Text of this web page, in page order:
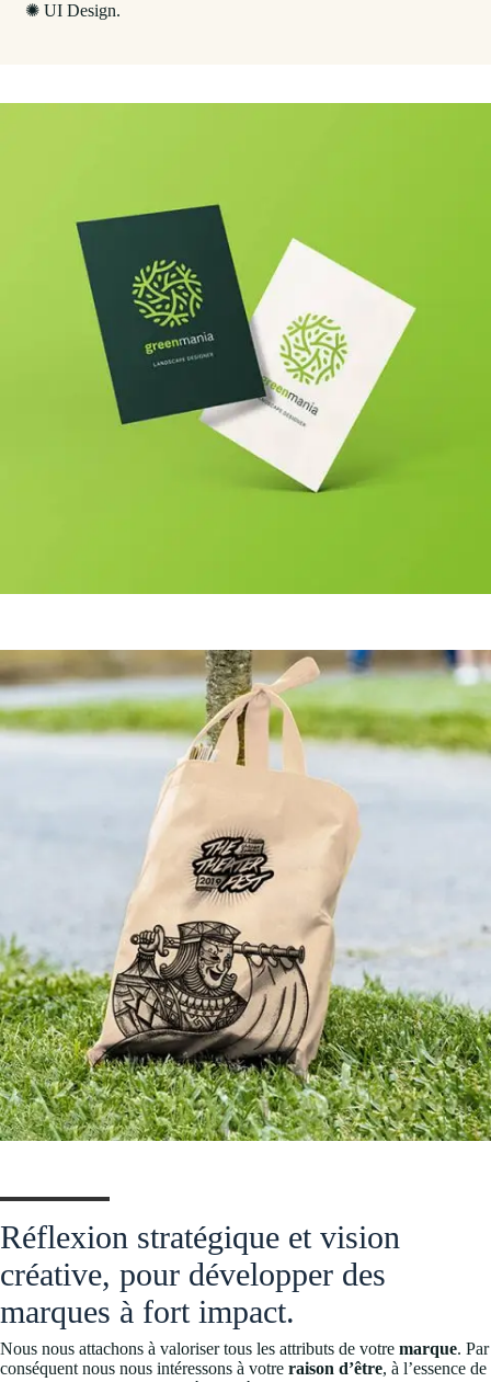
✺ UI Design.
Réflexion stratégique et vision
créative, pour développer des
marques à fort impact.
Nous nous attachons à valoriser tous les attributs de votre marque. Par
conséquent nous nous intéressons à votre raison d’être, à l’essence de